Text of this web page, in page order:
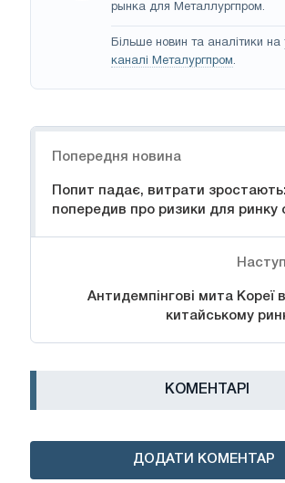
рынка для Металлургпром.
Більше новин та аналітики на
каналі Металургпром.
Попередня новина
Попит падає, витрати
попередив про ризики для ринку
Антидемпінгові мита Кореї
китайському
КОМЕНТАРІ
ДОДАТИ КОМЕНТАР